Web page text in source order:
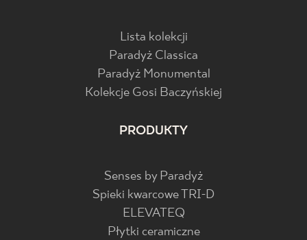
Lista kolekcji
Paradyż Classica
Paradyż Monumental
Kolekcje Gosi Baczyńskiej
PRODUKTY
Senses by Paradyż
Spieki kwarcowe TRI-D
ELEVATEQ
Płytki ceramiczne